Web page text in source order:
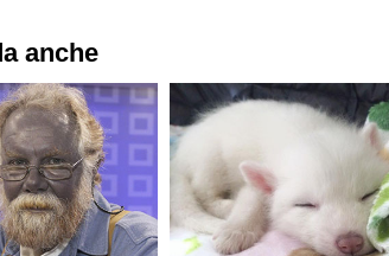
anche